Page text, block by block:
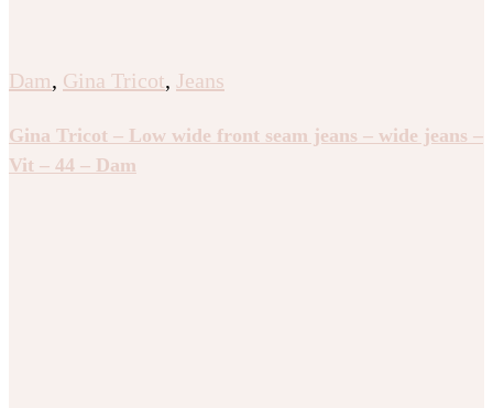
Dam, Gina Tricot, Jeans
Gina Tricot – Low wide front seam jeans – wide jeans –
Vit – 44 – Dam